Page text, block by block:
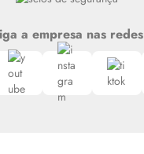
a empresa nas redes